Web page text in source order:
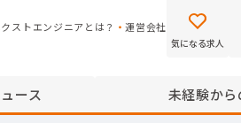
ストエンジニアとは？ 運営会社
気になる求人
ース 未経験か